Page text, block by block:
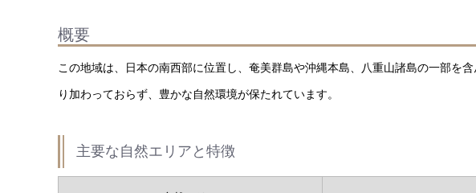
概要
この地域は、日本の南西部に位置し、奄美群島や沖縄本島、八重山諸島の一部を
り加わっておらず、豊かな自然環境が保たれています。
主要な自然エリアと特徴